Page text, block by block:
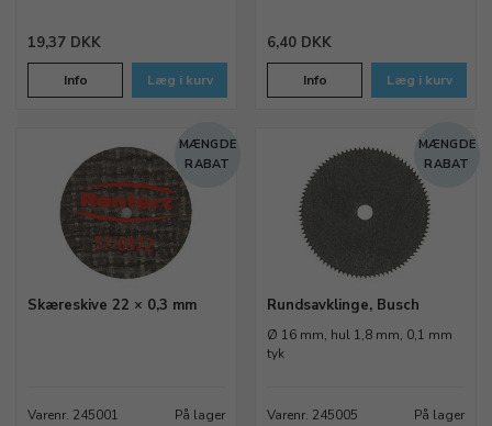
19,37 DKK
Info Læg i kurv
6,40 DKK
Info Læg i kurv
MÆNGDE
RABAT
Skæreskive 22 × 0,3 mm
Varenr. 245001 På lager
MÆNGDE
RABAT
Rundsavklinge, Busch
Ø 16 mm, hul 1,8 mm, 0,1 mm
tyk
Varenr. 245005 På lager